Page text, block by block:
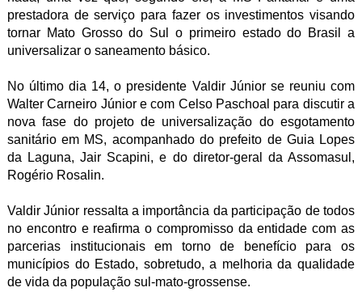
prestadora de serviço para fazer os investimentos visando
tornar Mato Grosso do Sul o primeiro estado do Brasil a
universalizar o saneamento básico.
No último dia 14, o presidente Valdir Júnior se reuniu com
Walter Carneiro Júnior e com Celso Paschoal para discutir a
nova fase do projeto de universalização do esgotamento
sanitário em MS, acompanhado do prefeito de Guia Lopes
da Laguna, Jair Scapini, e do diretor-geral da Assomasul,
Rogério Rosalin.
Valdir Júnior ressalta a importância da participação de todos
no encontro e reafirma o compromisso da entidade com as
parcerias institucionais em torno de benefício para os
municípios do Estado, sobretudo, a melhoria da qualidade
de vida da população sul-mato-grossense.